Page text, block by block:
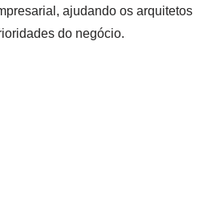
ajudando os arquitetos
do negócio.